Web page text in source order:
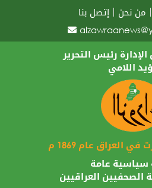
من نحن
إتصل بنا
رئيس التحرير
اللامي
العراق عام 1869 م
سياسية عامة
الصحفيين العراقيين